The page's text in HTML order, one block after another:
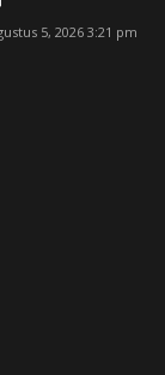
5, 2026 3:21 pm